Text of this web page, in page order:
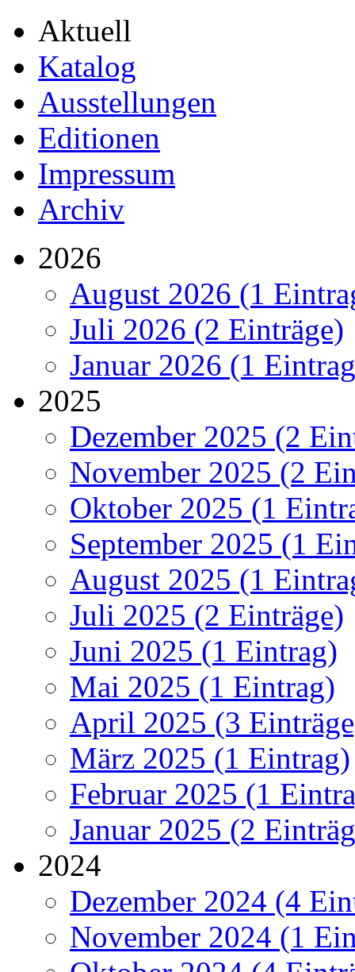
Aktuell
Katalog
Ausstellungen
Editionen
Impressum
Archiv
2026
August 2026 (1
Juli 2026 (2 Einträge)
Januar 2026 (1
2025
Dezember 2025 (2
November 2025 (2
Oktober 2025 (1
September 2025 (1
August 2025 (1
Juli 2025 (2 Einträge)
Juni 2025 (1 Eintrag)
Mai 2025 (1 Eintrag)
April 2025 (3
März 2025 (1 Eintrag)
Februar 2025 (1
Januar 2025 (2
2024
Dezember 2024 (4
November 2024 (1